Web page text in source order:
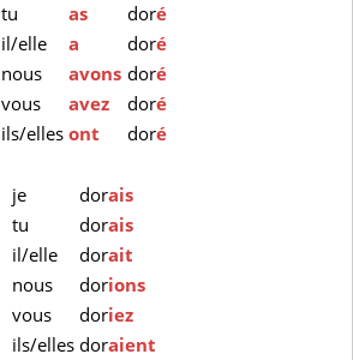
tu
as doré
il/elle
a doré
nous
avons doré
vous
avez doré
ils/ellesont doré
je
dorais
tu
dorais
il/elle
dorait
nous
dorions
vous
doriez
ils/ellesdoraient